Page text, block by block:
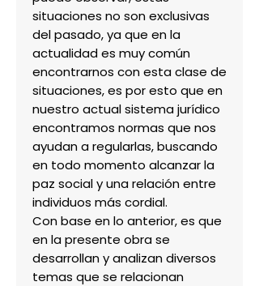
situaciones no son exclusivas
del pasado, ya que en la
actualidad es muy común
encontrarnos con esta clase de
situaciones, es por esto que en
nuestro actual sistema jurídico
encontramos normas que nos
ayudan a regularlas, buscando
en todo momento alcanzar la
paz social y una relación entre
individuos más cordial.
Con base en lo anterior, es que
en la presente obra se
desarrollan y analizan diversos
temas que se relacionan